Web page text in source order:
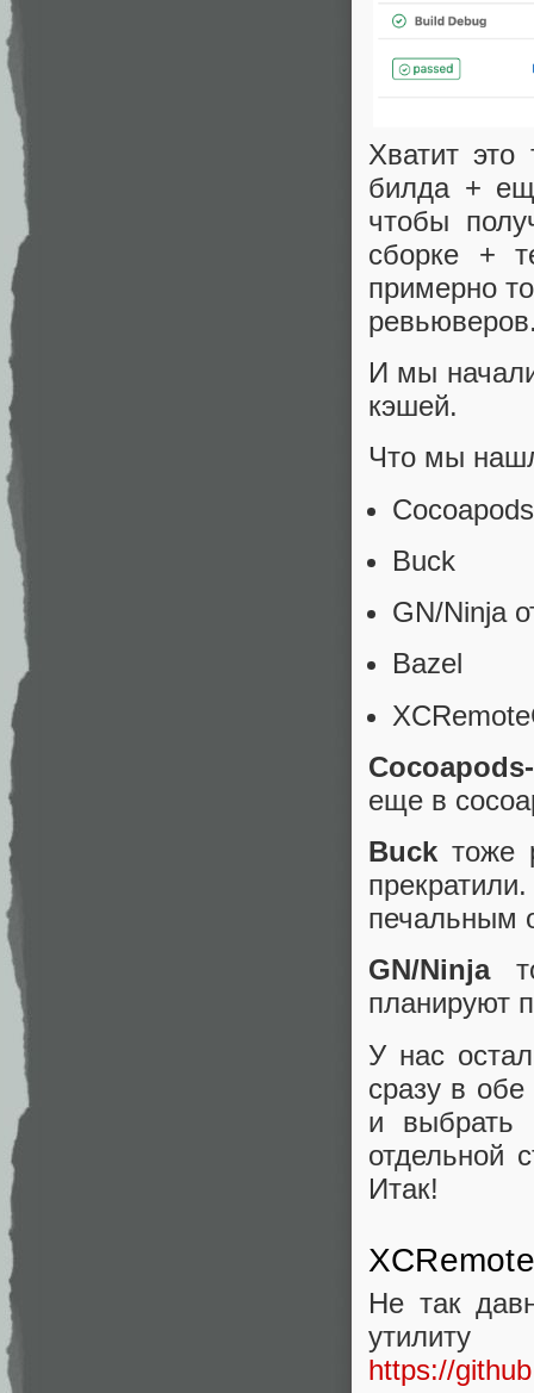
Хватит
билда +
чтобы
сборке +
примерно
И мы
кэшей.
Что мы
Buck
GN/Ninja
Bazel
еще в
Buck тоже
печальным
GN/Ninja
планируют
У нас
сразу в
и
отдельной
Итак!
Не так
https://